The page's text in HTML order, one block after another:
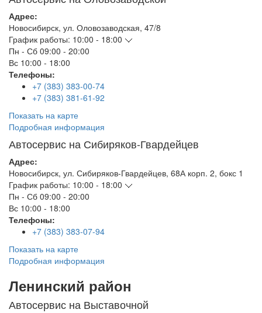
Адрес:
Новосибирск, ул. Оловозаводская, 47/8
График работы: 10:00 - 18:00
Пн - Сб 09:00 - 20:00
Вс 10:00 - 18:00
Телефоны:
+7 (383) 383-00-74
+7 (383) 381-61-92
Показать на карте
Подробная информация
Автосервис на Сибиряков-Гвардейцев
Адрес:
Новосибирск, ул. Сибиряков-Гвардейцев, 68А корп. 2, бокс 1
График работы: 10:00 - 18:00
Пн - Сб 09:00 - 20:00
Вс 10:00 - 18:00
Телефоны:
+7 (383) 383-07-94
Показать на карте
Подробная информация
Ленинский район
Автосервис на Выставочной